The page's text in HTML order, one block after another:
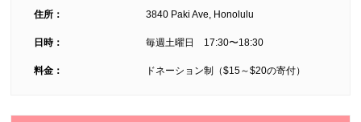
住所： 3840 Paki Ave, Honolulu
日時： 毎週土曜日 17:30〜18:30
料金： ドネーション制（$15～$20の寄付）